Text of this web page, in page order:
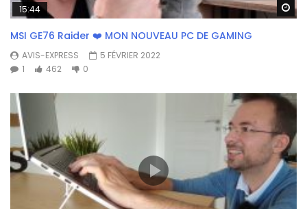
15:44
MSI GE76 Raider ❤️ MON NOUVEAU PC DE GAMING
AVIS-EXPRESS
5 FÉVRIER 2022
1
462 0